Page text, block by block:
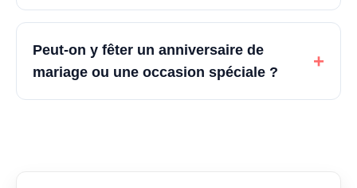
Peut-on y fêter un anniversaire de
mariage ou une occasion spéciale ?
+